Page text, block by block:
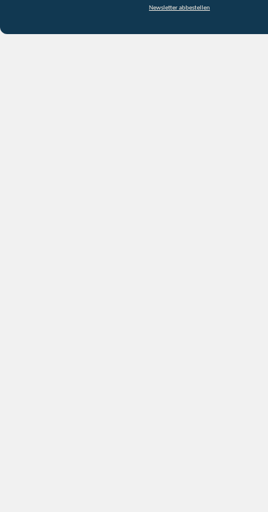
Newsletter abbestellen